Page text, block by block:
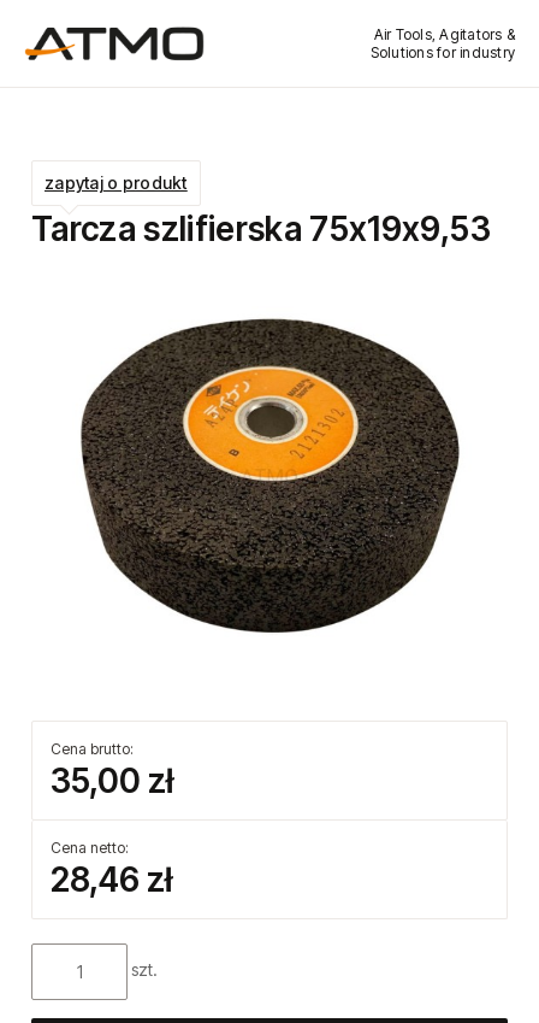
Air Tools, Agitators &
Solutions for industry
Tarcza szlifierska 75x19x9,53
Cena brutto:
35,00 zł
Cena netto:
28,46 zł
szt.
zapytaj o produkt